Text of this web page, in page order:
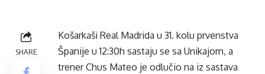
SHARE
Košarkaši Real Madrida u 31. kolu prvenstva
Španije u 12:30h sastaju se sa Unikajom, a
trener Chus Mateo je odlučio na iz sastava